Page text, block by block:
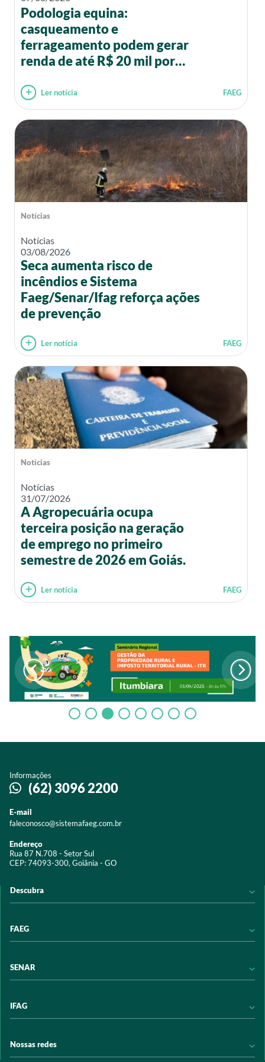
Podologia equina:
casqueamento e
ferrageamento podem gerar
renda de até R$ 20 mil por
Ler notícia FAEG
Notícias
Notícias
03/08/2026
Seca aumenta risco de
incêndios e Sistema
Faeg/Senar/Ifag reforça ações
de prevenção
Ler notícia FAEG
Notícias
Notícias
31/07/2026
A Agropecuária ocupa
terceira posição na geração
de emprego no primeiro
semestre de 2026 em Goiás.
Ler notícia FAEG
Informações
(62) 3096 2200
E-mail
faleconosco@sistemafaeg.com.br
Endereço
Rua 87 N.708 - Setor Sul
CEP: 74093-300, Goiânia - GO
Descubra
Acervo digital
Programas e Serviços
Trabalhe conosco
FAEG
Transparência
SENAR
Transparência
Arrecadação
IFAG
Programas e Serviços
Nossas redes